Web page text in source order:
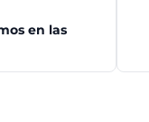
en las